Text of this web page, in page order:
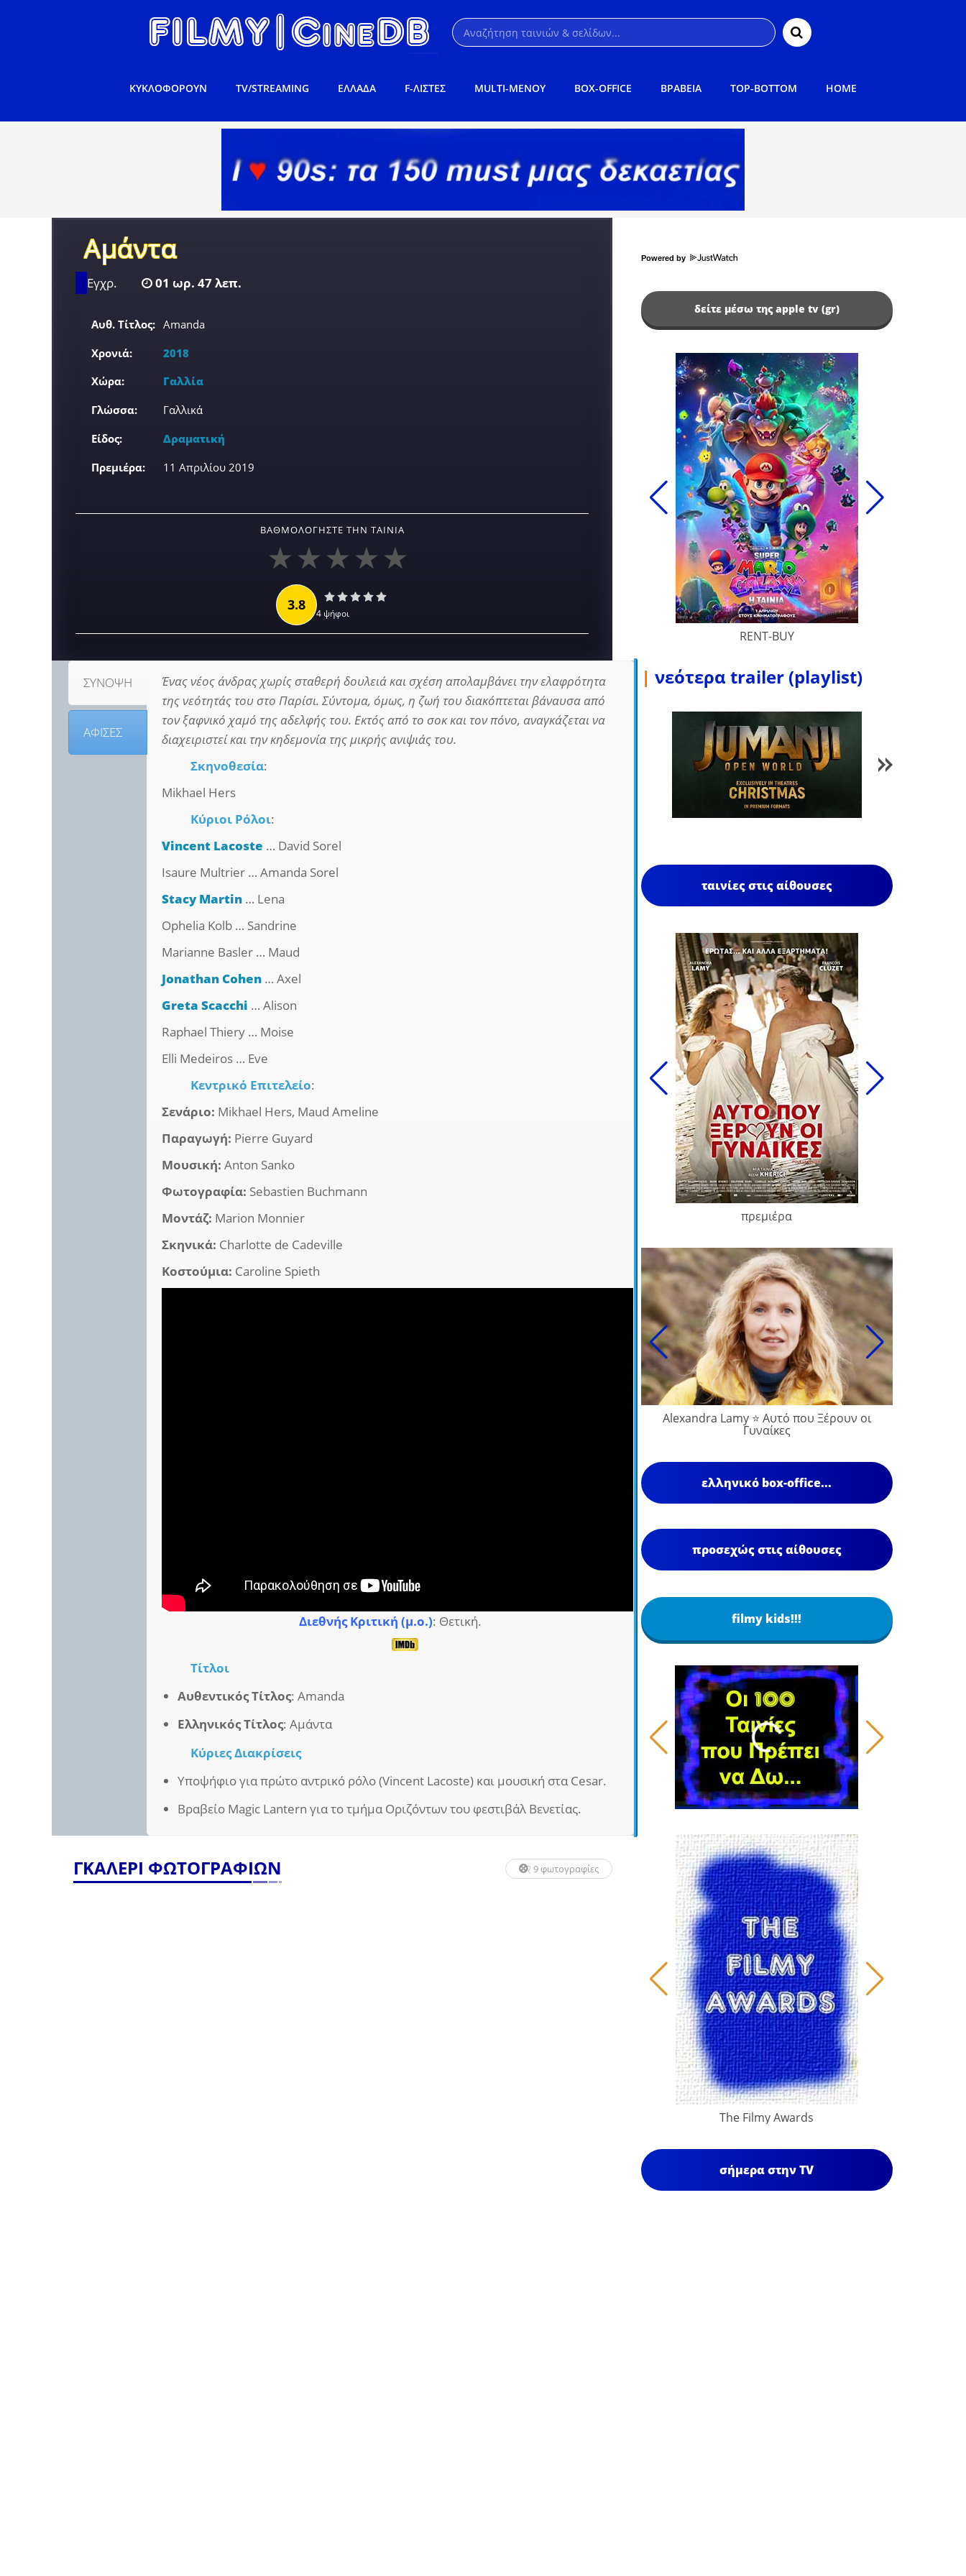
ΚΥΚΛΟΦΟΡΟΥΝ TV/STREAMING ΕΛΛΑΔΑ F-ΛΙΣΤΕΣ MULTI-ΜΕΝΟΥ BOX-OFFICE ΒΡΑΒΕΙΑ TOP-BOTTOM HOME
Αμάντα
Εγχρ. 01 ωρ. 47 λεπ.
Αυθ. Τίτλος: Amanda
Χρονιά:
2018
Χώρα:
Γαλλία
Γλώσσα:
Γαλλικά
Είδος:
Δραματική
Πρεμιέρα:
11 Απριλίου 2019
ΒΑΘΜΟΛΟΓΉΣΤΕ ΤΗΝ ΤΑΙΝΊΑ
3.8 4 ψήφοι
ΣΥΝΟΨΗ
ΑΦΙΣΕΣ
Ένας νέος άνδρας χωρίς σταθερή δουλειά και σχέση απολαμβάνει την ελαφρότητα
της νεότητάς του στο Παρίσι. Σύντομα, όμως, η ζωή του διακόπτεται βάναυσα από
τον ξαφνικό χαμό της αδελφής του. Εκτός από το σοκ και τον πόνο, αναγκάζεται να
διαχειριστεί και την κηδεμονία της μικρής ανιψιάς του.
Σκηνοθεσία:
Mikhael Hers
Κύριοι Ρόλοι:
Vincent Lacoste … David Sorel
Isaure Multrier … Amanda Sorel
Stacy Martin … Lena
Ophelia Kolb … Sandrine
Marianne Basler … Maud
Jonathan Cohen … Axel
Greta Scacchi … Alison
Raphael Thiery … Moise
Elli Medeiros … Eve
Κεντρικό Επιτελείο:
Σενάριο: Mikhael Hers, Maud Ameline
Παραγωγή: Pierre Guyard
Μουσική: Anton Sanko
Φωτογραφία: Sebastien Buchmann
Μοντάζ: Marion Monnier
Σκηνικά: Charlotte de Cadeville
Κοστούμια: Caroline Spieth
Διεθνής Κριτική (μ.ο.): Θετική.
Τίτλοι
Αυθεντικός Τίτλος: Amanda
Ελληνικός Τίτλος: Αμάντα
Κύριες Διακρίσεις
Υποψήφιο για πρώτο αντρικό ρόλο (Vincent Lacoste) και μουσική στα Cesar.
Βραβείο Magic Lantern για το τμήμα Οριζόντων του φεστιβάλ Βενετίας.
ΓΚΑΛΕΡΙ ΦΩΤΟΓΡΑΦΙΩΝ 9 φωτογραφίες
Powered by
δείτε μέσω της apple tv (gr)
RENT-BUY
| νεότερα trailer (playlist)
1/85
ταινίες στις αίθουσες
πρεμιέρα
Alexandra Lamy ⭐ Αυτό που Ξέρουν οι
Γυναίκες
ελληνικό box-office...
προσεχώς στις αίθουσες
filmy kids!!!
The Filmy Awards
σήμερα στην TV